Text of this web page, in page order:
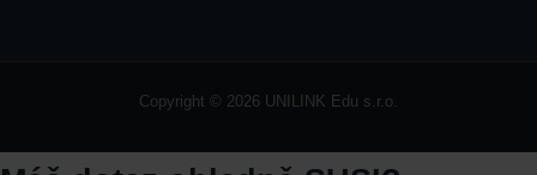
Copyright © 2026 UNILINK Edu s.r.o.